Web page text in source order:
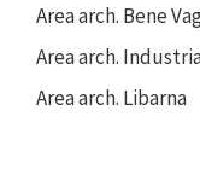
Area arch. Bene
Area arch.
Area arch. Libarna